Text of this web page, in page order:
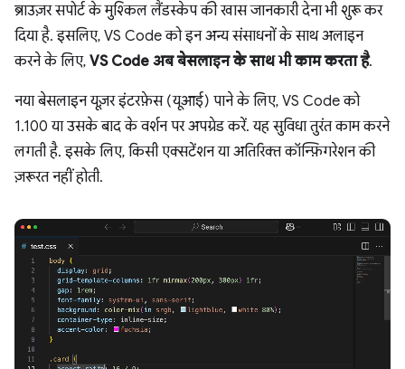
ब्राउज़र सपोर्ट के मुश्किल लैंडस्केप की खास जानकारी देना भी शुरू कर
दिया है. इसलिए, VS Code को इन अन्य संसाधनों के साथ अलाइन
करने के लिए, VS Code अब बेसलाइन के साथ भी काम करता है.
नया बेसलाइन यूज़र इंटरफ़ेस (यूआई) पाने के लिए, VS Code को
1.100 या उसके बाद के वर्शन पर अपग्रेड करें. यह सुविधा तुरंत काम करने
लगती है. इसके लिए, किसी एक्सटेंशन या अतिरिक्त कॉन्फ़िगरेशन की
ज़रूरत नहीं होती.